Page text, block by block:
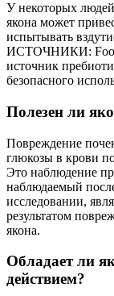
У некоторых
якона может
испытывать
ИСТОЧНИКИ: Food
источник
безопасного
Полезен ли
Повреждение
глюкозы в крови
Это наблюдение
наблюдаемый
исследовании,
результатом
якона.
Обладает ли
действием?